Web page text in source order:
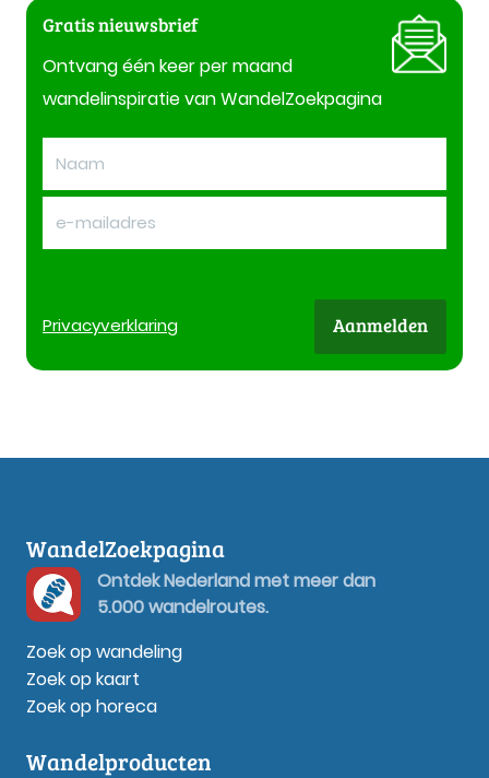
Gratis nieuwsbrief
Ontvang één keer per maand
wandelinspiratie van WandelZoekpagina
Privacyverklaring Aanmelden
WandelZoekpagina
Ontdek Nederland met meer dan
5.000 wandelroutes.
Zoek op wandeling
Zoek op kaart
Zoek op horeca
Wandelproducten